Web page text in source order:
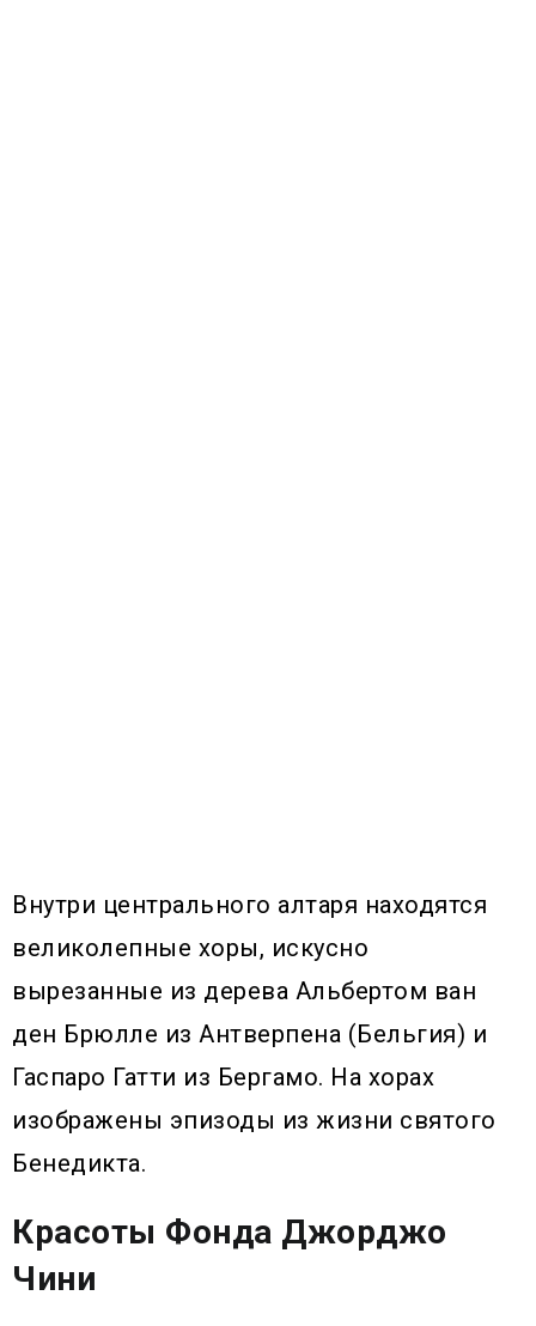
Внутри центрального алтаря находятся
великолепные хоры, искусно
вырезанные из дерева Альбертом ван
ден Брюлле из Антверпена (Бельгия) и
Гаспаро Гатти из Бергамо. На хорах
изображены эпизоды из жизни святого
Бенедикта.
Красоты Фонда Джорджо
Чини